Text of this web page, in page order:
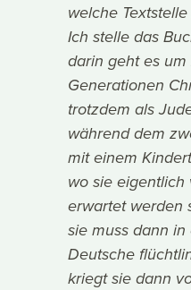
welche
Ich stelle das
darin geht es
Generationen
trotzdem als
während dem
mit einem
wo sie
erwartet werden
sie muss dann
Deutsche
kriegt sie dann